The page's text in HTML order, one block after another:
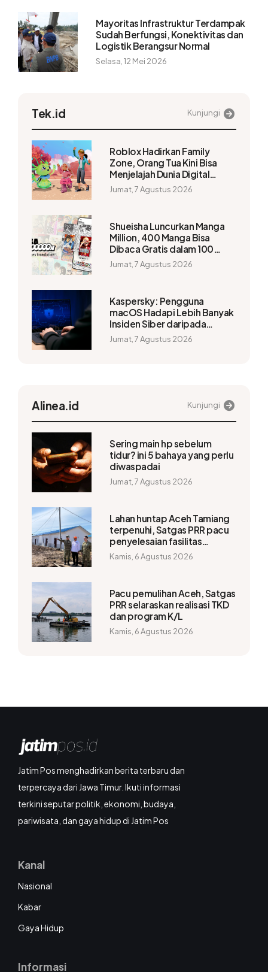
Mayoritas Infrastruktur Terdampak
Sudah Berfungsi, Konektivitas dan
Logistik Berangsur Normal
Selasa, 12 Mei 2026
Tek.id Kunjungi
Roblox Hadirkan Family
Zone, Orang Tua Kini Bisa
Menjelajah Dunia Digital
Bersama Anak
Jumat, 7 Agustus 2026
Shueisha Luncurkan Manga
Million, 400 Manga Bisa
Dibaca Gratis dalam 100
Bahasa
Jumat, 7 Agustus 2026
Kaspersky: Pengguna
macOS Hadapi Lebih Banyak
Insiden Siber daripada
Windows
Jumat, 7 Agustus 2026
Alinea.id Kunjungi
Sering main hp sebelum
tidur? ini 5 bahaya yang perlu
diwaspadai
Jumat, 7 Agustus 2026
Lahan huntap Aceh Tamiang
terpenuhi, Satgas PRR pacu
penyelesaian fasilitas
pendukung
Kamis, 6 Agustus 2026
Pacu pemulihan Aceh, Satgas
PRR selaraskan realisasi TKD
dan program K/L
Kamis, 6 Agustus 2026
Jatim Pos menghadirkan berita terbaru dan
terpercaya dari Jawa Timur. Ikuti informasi
terkini seputar politik, ekonomi, budaya,
pariwisata, dan gaya hidup di Jatim Pos
Kanal
Nasional
Kabar
Gaya Hidup
Informasi